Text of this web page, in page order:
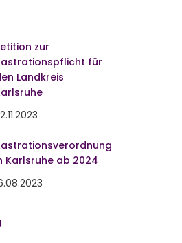
zur
für
Landkreis
Karlsruhe ab 2024